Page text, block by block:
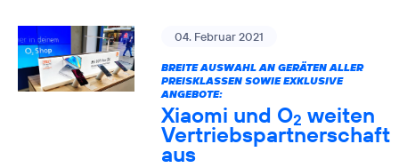
04. Februar 2021
BREITE AUSWAHL AN GERÄTEN ALLER
PREISKLASSEN SOWIE EXKLUSIVE
ANGEBOTE:
Xiaomi und O2 weiten
Vertriebspartnerschaft
aus